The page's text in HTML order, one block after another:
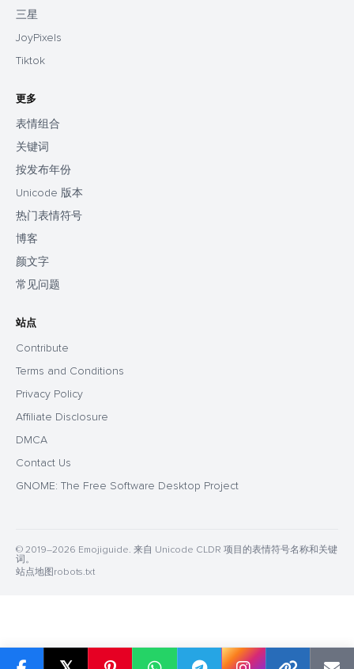
三星
JoyPixels
Tiktok
更多
表情组合
关键词
按发布年份
Unicode 版本
热门表情符号
博客
颜文字
常见问题
站点
Contribute
Terms and Conditions
Privacy Policy
Affiliate Disclosure
DMCA
Contact Us
GNOME: The Free Software Desktop Project
© 2019–2026 Emojiguide. 来自 Unicode CLDR 项目的表情符号名称和关键
词。
站点地图 robots.txt